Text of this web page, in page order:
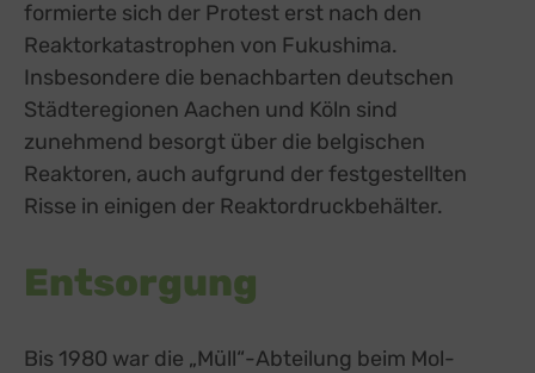
formierte sich der Protest erst nach den
Reaktorkatastrophen von Fukushima.
Insbesondere die benachbarten deutschen
Städteregionen Aachen und Köln sind
zunehmend besorgt über die belgischen
Reaktoren, auch aufgrund der festgestellten
Risse in einigen der Reaktordruckbehälter.
Entsorgung
Bis 1980 war die „Müll“-Abteilung beim Mol-